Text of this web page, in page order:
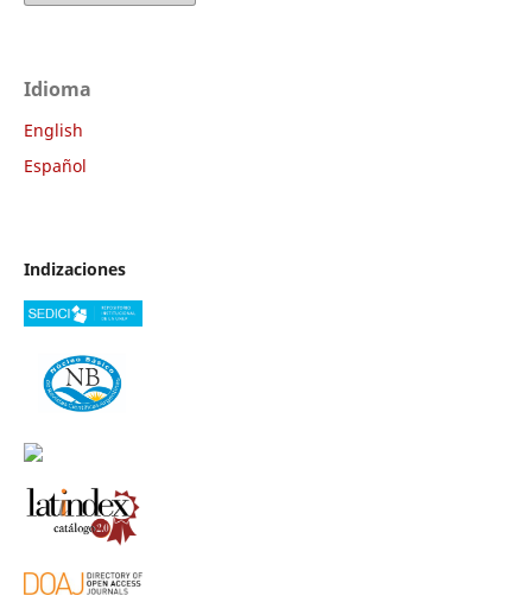
Idioma
English
Español
Indizaciones